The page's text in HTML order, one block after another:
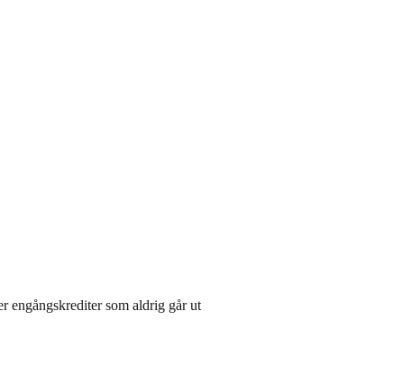
engångskrediter som aldrig går ut